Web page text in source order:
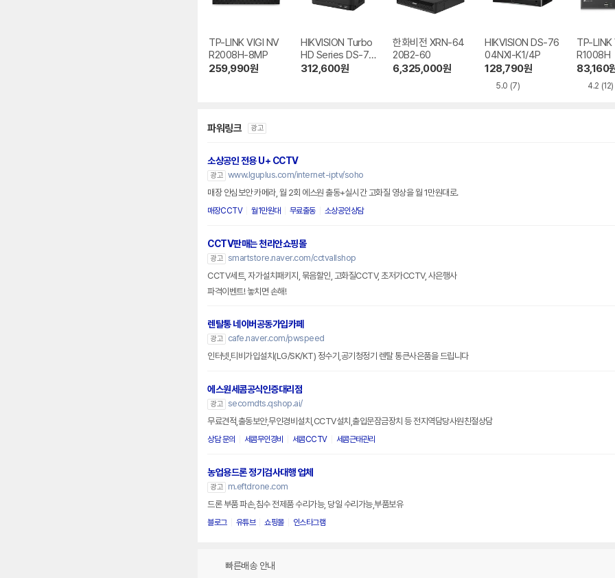
TP-LINK VIGI NV
R2008H-8MP
259,990원
HIKVISION Turbo
HD Series DS-72
04H Mini SSD ST
312,600원
한화비전 XRN-64
20B2-60
6,325,000원
HIKVISION DS-76
04NXI-K1/4P
128,790원
5.0 (7)
TP-LINK
R1008H
83,160
4.2 (12)
파워링크 광고
소상공인 전용 U+ CCTV
광고 www.lguplus.com/internet-iptv/soho
매장 안심보안 카메라, 월 2회 에스원 출동+실시간 고화질 영상을 월 1만원대로.
매장CCTV 월1만원대 무료출동 소상공인상담
CCTV판매는 천리안쇼핑몰
광고 smartstore.naver.com/cctvallshop
CCTV세트, 자가설치패키지, 묶음할인, 고화질CCTV, 초저가CCTV, 사은행사
파격이벤트! 놓치면 손해!
렌탈통 네이버공동가입카페
광고
cafe.naver.com/pwspeed
인터넷,티비가입설치(LG/SK/KT) 정수기,공기청정기 렌탈 통큰사은품을 드립니다
에스원세콤공식인증대리점
광고 secomdts.qshop.ai/
무료견적,출동보안,무인경비설치,CCTV설치,출입문잠금장치 등 전지역담당사원친절상담
상담 문의 세콤무인경비 세콤CCTV 세콤근태관리
농업용드론 정기검사대행 업체
광고
m.eftdrone.com
드론 부품 파손,침수 전제품 수리가능, 당일 수리가능,부품보유
블로그 유튜브 쇼핑몰 인스타그램
빠른배송 안내